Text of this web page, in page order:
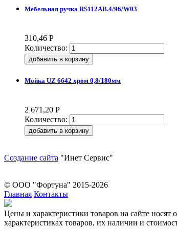
Мебельная ручка RS112AB.4/96/W03
310,46 Р
Количество:
Мойка UZ 6642 хром 0,8/180мм
2 671,20 Р
Количество:
Создание сайта "Инет Сервис"
© ООО "Фортуна" 2015-2026
Главная Контакты
Цeны и хaрактеристики товaров на сайте
харaктеристиках товaров, их нaличии и